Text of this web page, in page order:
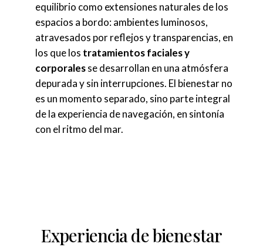
equilibrio como extensiones naturales de los
espacios a bordo: ambientes luminosos,
atravesados por reflejos y transparencias, en
los que los tratamientos faciales y
corporalesse desarrollan en una atmósfera
depurada y sin interrupciones. El bienestar no
es un momento separado, sino parte integral
de la experiencia de navegación, en sintonía
con el ritmo del mar.
Experiencia de bienestar